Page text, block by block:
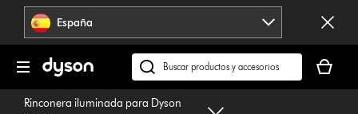
Omitir
navegación España
Buscar
en
dyson.es
cesta
está
Rinconera iluminada para Dyson